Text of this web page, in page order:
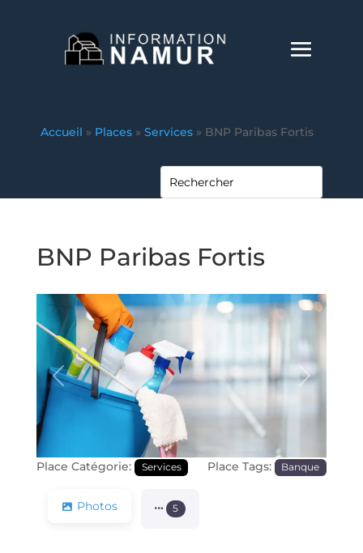
Accueil » Places » Services » BNP Paribas Fortis
BNP Paribas Fortis
Précédente Prochaine
Place Catégorie: Services Place Tags: Banque
Photos 5